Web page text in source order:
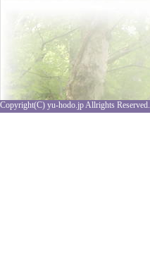
Copyright(C) yu-hodo.jp Allrights Reserved.